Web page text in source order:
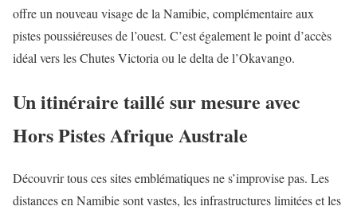
offre un nouveau visage de la Namibie, complémentaire aux
pistes poussiéreuses de l’ouest. C’est également le point d’accès
idéal vers les Chutes Victoria ou le delta de l’Okavango.
Un itinéraire taillé sur mesure avec
Hors Pistes Afrique Australe
Découvrir tous ces sites emblématiques ne s’improvise pas. Les
distances en Namibie sont vastes, les infrastructures limitées et les